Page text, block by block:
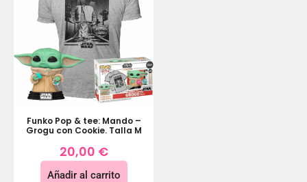
Funko Pop & tee: Mando –
Grogu con Cookie. Talla M
20,00 €
Añadir al carrito